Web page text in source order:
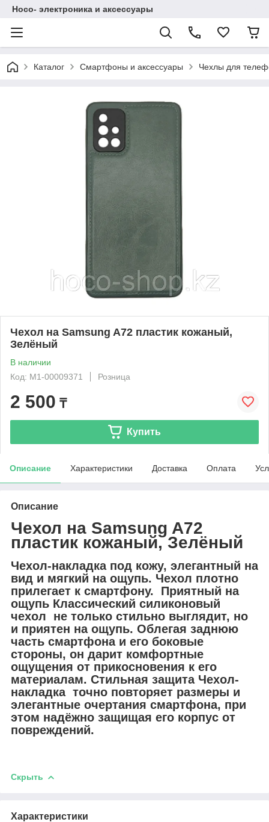
Hoco- электроника и аксессуары
Каталог Смартфоны и аксессуары Чехлы для
Чехол на Samsung A72 пластик кожаный,
Зелёный
В наличии
Код: М1-00009371
Розница
2 500 ₸
Купить
Описание Характеристики Доставка Оплата
Описание
Чехол на Samsung A72
пластик кожаный, Зелёный
Чехол-накладка под кожу, элегантный на
вид и мягкий на ощупь. Чехол плотно
прилегает к смартфону. Приятный на
ощупь Классический силиконовый
чехол не только стильно выглядит, но
и приятен на ощупь. Облегая заднюю
часть смартфона и его боковые
стороны, он дарит комфортные
ощущения от прикосновения к его
материалам. Стильная защита Чехол-
накладка точно повторяет размеры и
элегантные очертания смартфона, при
этом надёжно защищая его корпус от
повреждений.
Скрыть
Характеристики